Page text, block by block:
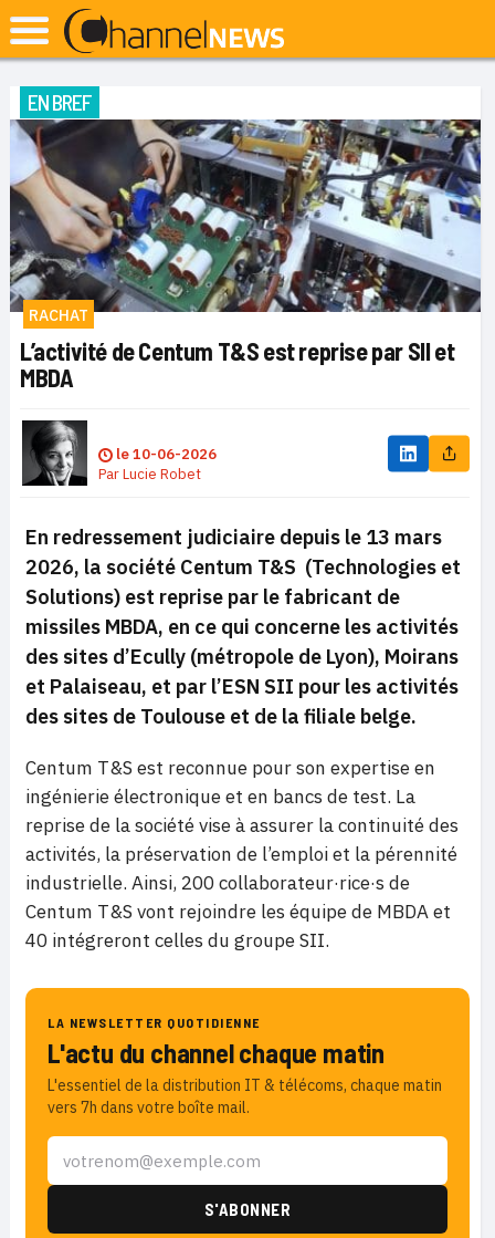
EN BREF
RACHAT
L’activité de Centum T&S est reprise par SII et
MBDA
le10-06-2026
ParLucie Robet
En redressement judiciaire depuis le 13 mars
2026, la société Centum T&S (Technologies et
Solutions) est reprise par le fabricant de
missiles MBDA, en ce qui concerne les activités
des sites d’Ecully (métropole de Lyon), Moirans
et Palaiseau, et par l’ESN SII pour les activités
des sites de Toulouse et de la filiale belge.
Centum T&S est reconnue pour son expertise en
ingénierie électronique et en bancs de test. La
reprise de la société vise à assurer la continuité des
activités, la préservation de l’emploi et la pérennité
industrielle. Ainsi, 200 collaborateur·rice·s de
Centum T&S vont rejoindre les équipe de MBDA et
40 intégreront celles du groupe SII.
LA NEWSLETTER QUOTIDIENNE
L'actu du channel chaque matin
L'essentiel de la distribution IT & télécoms, chaque matin
vers 7h dans votre boîte mail.